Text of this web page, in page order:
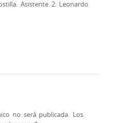
Asistente 2: Leonardo
no será publicada. Los